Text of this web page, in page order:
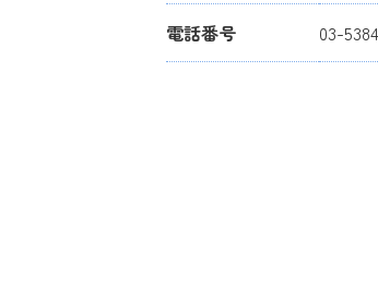
電話番号 03-